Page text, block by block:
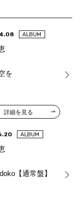
ALBUM
を
詳細を見る
ALBUM
【通常盤】